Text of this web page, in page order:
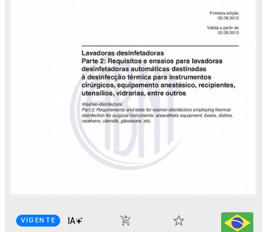
VIGENTE add_shopping_cart
star_border